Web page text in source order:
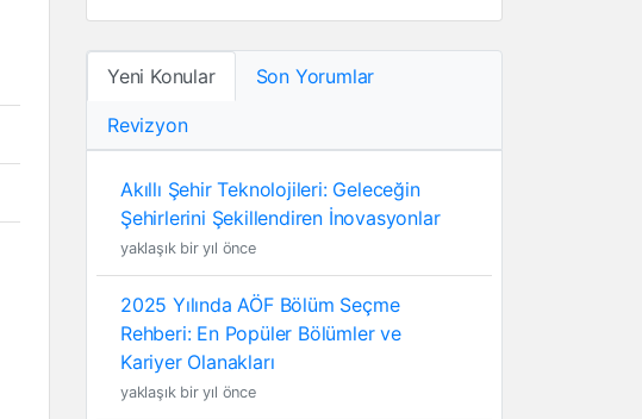
Yeni Konular Son Yorumlar
Revizyon
Akıllı Şehir Teknolojileri: Geleceğin
Şehirlerini Şekillendiren İnovasyonlar
yaklaşık bir yıl önce
2025 Yılında AÖF Bölüm Seçme
Rehberi: En Popüler Bölümler ve
Kariyer Olanakları
yaklaşık bir yıl önce